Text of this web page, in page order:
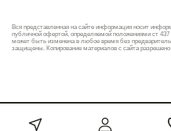
Вся представленная на сайте информация носит
публичной офертой, определяемой положениями ст
может быть изменена в любое время без
защищены. Копирование материалов с сайта разрешено